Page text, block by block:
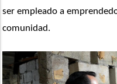
ser empleado a
comunidad.